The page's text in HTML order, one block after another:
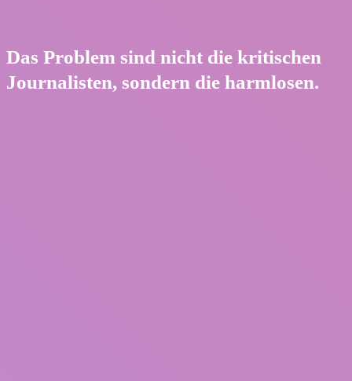
Das Problem sind nicht die kritischen
Journalisten, sondern die harmlosen.